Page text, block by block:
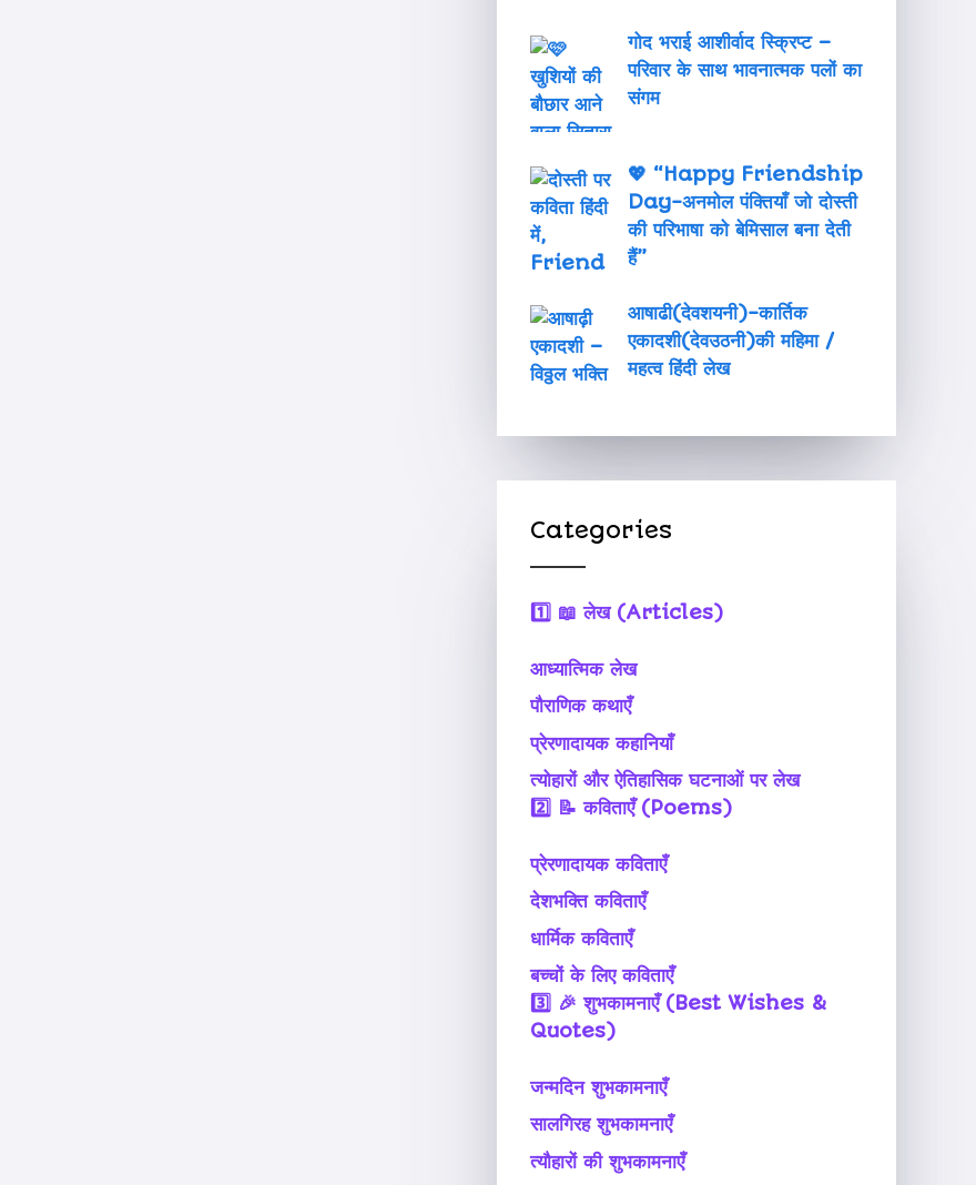
गोद भराई आशीर्वाद स्क्रिप्ट –
परिवार के साथ भावनात्मक पलों का
संगम
💖 “Happy Friendship
Day-अनमोल पंक्तियाँ जो दोस्ती
की परिभाषा को बेमिसाल बना देती
हैं”
आषाढी(देवशयनी)-कार्तिक
एकादशी(देवउठनी)की महिमा /
महत्व हिंदी लेख
Categories
1️⃣ 📖 लेख (Articles)
आध्यात्मिक लेख
पौराणिक कथाएँ
प्रेरणादायक कहानियाँ
त्योहारों और ऐतिहासिक घटनाओं पर लेख
2️⃣ 📝 कविताएँ (Poems)
प्रेरणादायक कविताएँ
देशभक्ति कविताएँ
धार्मिक कविताएँ
बच्चों के लिए कविताएँ
3️⃣ 🎉 शुभकामनाएँ (Best Wishes &
Quotes)
जन्मदिन शुभकामनाएँ
सालगिरह शुभकामनाएँ
त्यौहारों की शुभकामनाएँ